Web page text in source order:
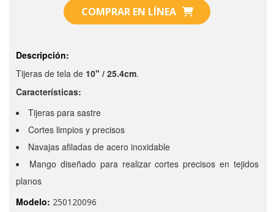
COMPRAR EN LÍNEA
Descripción:
Tijeras de tela de 10" / 25.4cm.
Características:
Tijeras para sastre
Cortes limpios y precisos
Navajas afiladas de acero inoxidable
Mango diseñado para realizar cortes precisos en tejidos
planos
Modelo: 250120096